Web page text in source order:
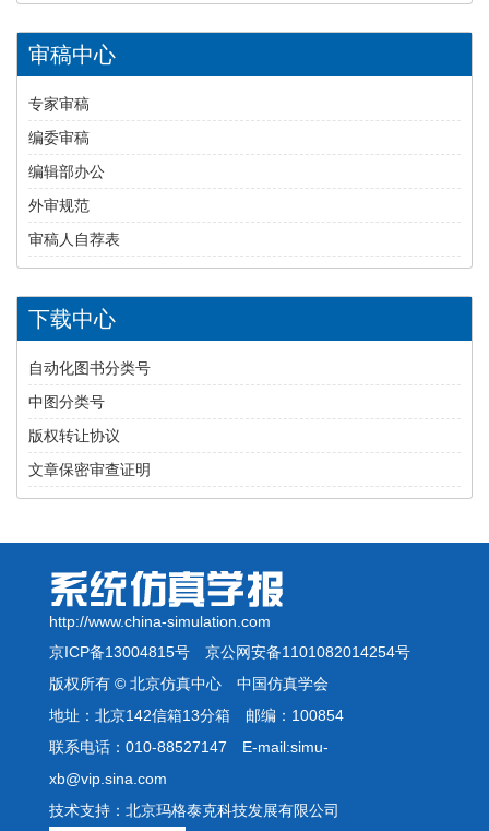
审稿中心
专家审稿
编委审稿
编辑部办公
外审规范
审稿人自荐表
下载中心
自动化图书分类号
中图分类号
版权转让协议
文章保密审查证明
http://www.china-simulation.com
京ICP备13004815号 京公网安备1101082014254号
版权所有 © 北京仿真中心 中国仿真学会
地址：北京142信箱13分箱 邮编：100854
联系电话：010-88527147 E-mail:simu-
xb@vip.sina.com
技术支持：北京玛格泰克科技发展有限公司